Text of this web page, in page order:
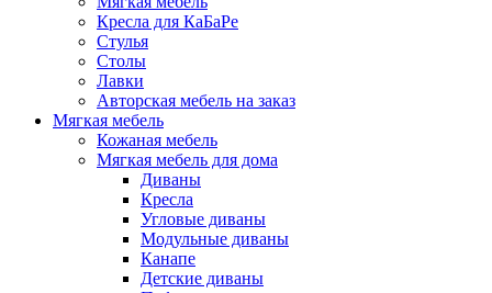
Кресла для КаБаРе
Стулья
Столы
Лавки
Авторская мебель на заказ
Мягкая мебель
Кожаная мебель
Мягкая мебель для дома
Диваны
Кресла
Угловые диваны
Модульные диваны
Канапе
Детские диваны